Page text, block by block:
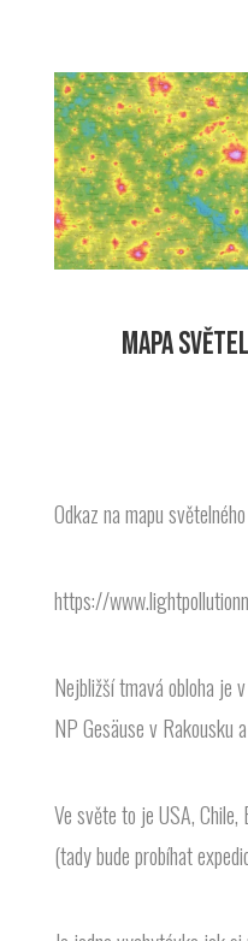
MAPA
Odkaz na mapu
https://
Nejbližší tmavá obloha je
NP Gesäuse v Rakousku
Ve světe to je USA,
(tady bude probíhat